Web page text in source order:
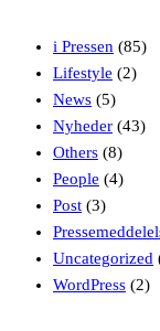
i Pressen (85)
Lifestyle (2)
News (5)
Nyheder (43)
Others (8)
People (4)
Post (3)
Uncategorized
WordPress (2)